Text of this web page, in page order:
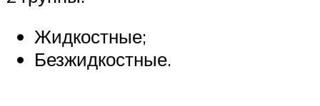
Жидкостные;
Безжидкостные.